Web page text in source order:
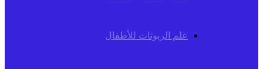
علم الربوتات للأطفال